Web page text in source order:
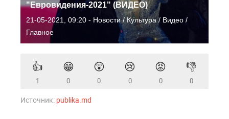
"Евровидения-2021" (ВИДЕО)
21-05-2021, 09:20 - Новости / Культура / Видео /
Главное
👍
1
😁
0
😲
0
😢
0
😡
0
👎
0
Источник: publika.md